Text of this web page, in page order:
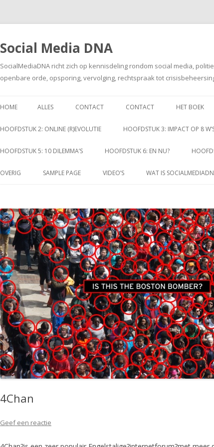
Social Media DNA
SocialMediaDNA richt zich op kennisdeling rondom social media,
openbare orde, opsporing, vervolging, rechtspraak tot
HOME ALLES CONTACT CONTACT HET BOEK
HOOFDSTUK 2: ONLINE (R)EVOLUTIE HOOFDSTUK 3: IMPACT OP 8
HOOFDSTUK 5: 10 DILEMMA’S HOOFDSTUK 6: EN NU?
OVERIG SAMPLE PAGE VIDEO’S WAT IS
4Chan
Geef een reactie